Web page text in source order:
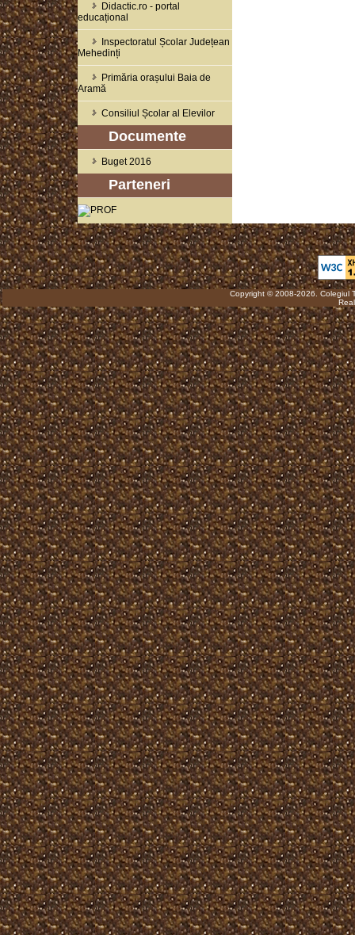
Didactic.ro - portal
educațional
Inspectoratul Școlar Județean
Mehedinți
Primăria orașului Baia de
Aramă
Consiliul Școlar al Elevilor
Documente
Buget 2016
Parteneri
Copyright © 2008-2026. Colegiul